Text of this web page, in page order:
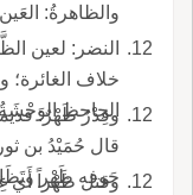
والظاهرةُ:
الجاحظ
وقِدْرٌ ظَهْرٌ:
قال حُمَيْدُ بن
جَوفهوقتل ظَهْراً أَي